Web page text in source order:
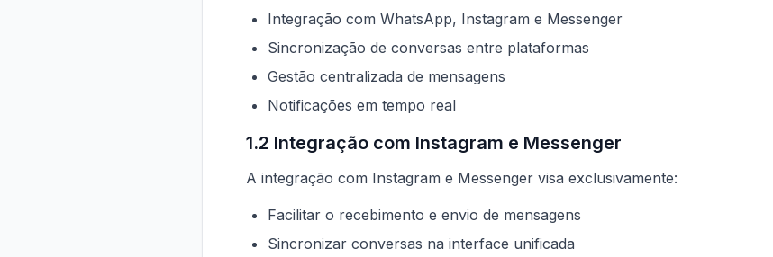
Integração com WhatsApp, Instagram e Messenger
Sincronização de conversas entre plataformas
Gestão centralizada de mensagens
Notificações em tempo real
1.2 Integração com Instagram e Messenger
A integração com Instagram e Messenger visa exclusivamente:
Facilitar o recebimento e envio de mensagens
Sincronizar conversas na interface unificada